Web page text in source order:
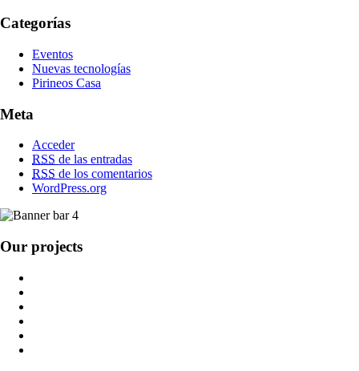
Categorías
Eventos
Nuevas tecnologías
Pirineos Casa
Meta
Acceder
RSS de las entradas
RSS de los comentarios
WordPress.org
Our projects